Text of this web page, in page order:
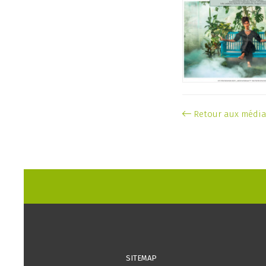
Retour aux
SITEMAP